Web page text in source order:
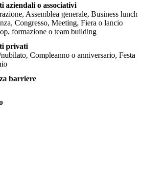
aziendali o associativi
Assemblea generale, Business lunch
Congresso, Meeting, Fiera o lancio
formazione o team building
privati
Compleanno o anniversario, Festa
barriere